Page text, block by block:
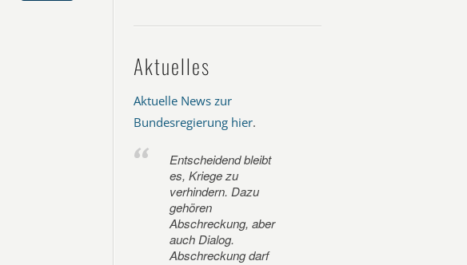
Aktuelles
Aktuelle News zur
Bundesregierung hier.
Entscheidend bleibt
es, Kriege zu
verhindern. Dazu
gehören
Abschreckung, aber
auch Dialog.
Abschreckung darf